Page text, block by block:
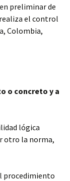
preliminar de
el control
Colombia,
o concreto y a
lógica
otro la norma,
procedimiento